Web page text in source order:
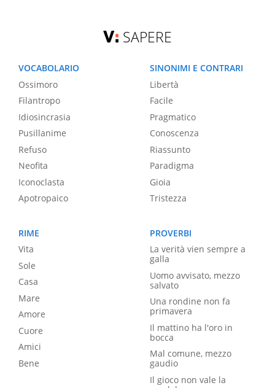
SAPERE
VOCABOLARIO
Ossimoro
Filantropo
Idiosincrasia
Pusillanime
Refuso
Neofita
Iconoclasta
Apotropaico
SINONIMI E CONTRARI
Libertà
Facile
Pragmatico
Conoscenza
Riassunto
Paradigma
Gioia
Tristezza
RIME
Vita
Sole
Casa
Mare
Amore
Cuore
Amici
Bene
PROVERBI
La verità vien sempre a
galla
Uomo avvisato, mezzo
salvato
Una rondine non fa
primavera
Il mattino ha l'oro in
bocca
Mal comune, mezzo
gaudio
Il gioco non vale la